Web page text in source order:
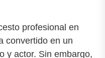
profesional en
convertido en un
y actor. Sin embargo,